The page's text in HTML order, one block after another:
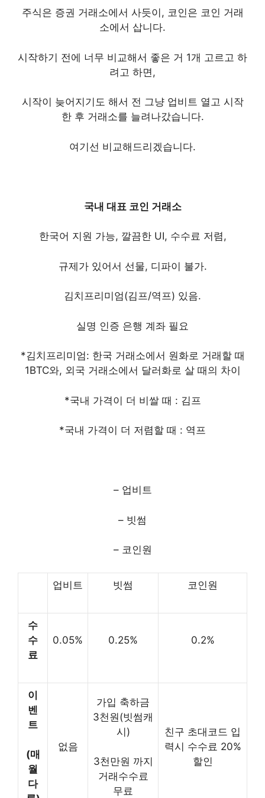
주식은 증권 거래소에서 사듯이, 코인은 코인 거래
소에서 삽니다.
시작하기 전에 너무 비교해서 좋은 거 1개 고르고 하
려고 하면,
시작이 늦어지기도 해서 전 그냥 업비트 열고 시작
한 후 거래소를 늘려나갔습니다.
여기선 비교해드리겠습니다.
국내 대표 코인 거래소
한국어 지원 가능, 깔끔한 UI, 수수료 저렴,
규제가 있어서 선물, 디파이 불가.
김치프리미엄(김프/역프) 있음.
실명 인증 은행 계좌 필요
*김치프리미엄: 한국 거래소에서 원화로 거래할 때
1BTC와, 외국 거래소에서 달러화로 살 때의 차이
*국내 가격이 더 비쌀 때 : 김프
*국내 가격이 더 저렴할 때 : 역프
– 업비트
– 빗썸
– 코인원
업비트 빗썸 코인원
수
수
료
0.05% 0.25% 0.2%
이
벤
트
(매
월
다
없음
가입 축하금
3천원(빗썸캐
시)
3천만원 까지
거래수수료
무료
친구 초대코드 입
력시 수수료 20%
할인